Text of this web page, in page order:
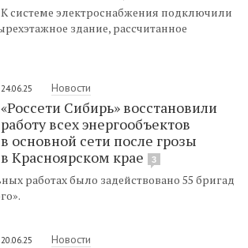
К системе электроснабжения подключили
здание, рассчитанное
24.06.25 Новости
«Россети Сибирь» восстановили
работу всех энергообъектов
в основной сети после грозы
в Красноярском крае
3
работах было задействовано 55 бригад
20.06.25 Новости